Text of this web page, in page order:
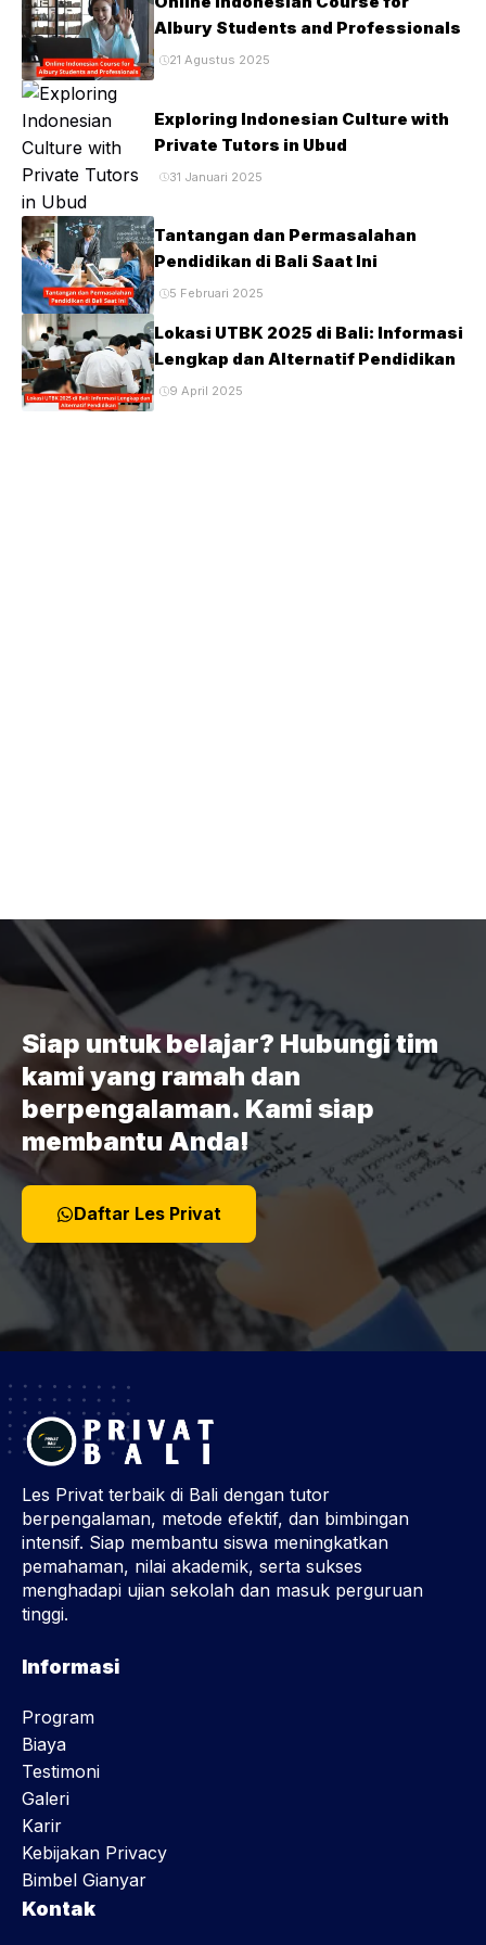
Albury Students and Professionals
21 Agustus 2025
Exploring Indonesian Culture with
Private Tutors in Ubud
31 Januari 2025
Tantangan dan Permasalahan
Pendidikan di Bali Saat Ini
5 Februari 2025
Lokasi UTBK 2025 di Bali: Informasi
Lengkap dan Alternatif Pendidikan
9 April 2025
Siap untuk belajar? Hubungi tim
kami yang ramah dan
berpengalaman. Kami siap
membantu Anda!
Daftar Les Privat
Les Privat terbaik di Bali dengan tutor
berpengalaman, metode efektif, dan bimbingan
intensif. Siap membantu siswa meningkatkan
pemahaman, nilai akademik, serta sukses
menghadapi ujian sekolah dan masuk perguruan
tinggi.
Informasi
Program
Biaya
Testimoni
Galeri
Karir
Kebijakan Privacy
Bimbel Gianyar
Kontak